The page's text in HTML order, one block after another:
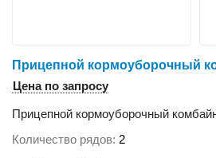
Прицепной кормоуборочный
Цена по запросу
Прицепной кормоуборочный
Количество рядов 2